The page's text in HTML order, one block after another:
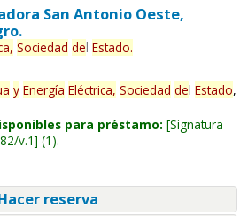
San Antonio Oeste,
Sociedad del Estado.
y Energía Eléctrica, Sociedad del Estado,
para préstamo: Signatura
v.1 (1).
reserva